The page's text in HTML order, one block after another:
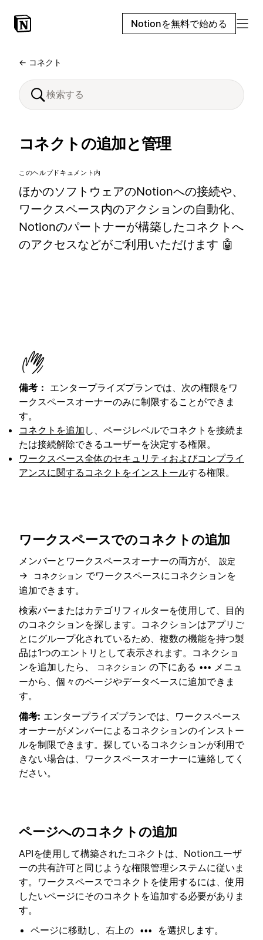
Notionを無料で始める
← コネクト
コネクトの追加と管理
このヘルプドキュメント内
ほかのソフトウェアのNotionへの接続や、
ワークスペース内のアクションの自動化、
Notionのパートナーが構築したコネクトへ
のアクセスなどがご利用いただけます 🤖
備考： エンタープライズプランでは、次の権限をワ
ークスペースオーナーのみに制限することができま
す。
コネクトを追加 し、ページレベルでコネクトを接続ま
たは接続解除できるユーザーを決定する権限。
ワークスペース全体のセキュリティおよびコンプライ
アンスに関するコネクトをインストールする権限。
ワークスペースでのコネクトの追加
メンバーとワークスペースオーナーの両方が、 設定
→ コネクション でワークスペースにコネクションを
追加できます。
検索バーまたはカテゴリフィルターを使用して、目的
のコネクションを探します。コネクションはアプリご
とにグループ化されているため、複数の機能を持つ製
品は1つのエントリとして表示されます。コネクショ
ンを追加したら、
コネクション の下にある ••• メニュ
ーから、個々のページやデータベースに追加できま
す。
備考: エンタープライズプランでは、ワークスペース
オーナーがメンバーによるコネクションのインストー
ルを制限できます。探しているコネクションが利用で
きない場合は、ワークスペースオーナーに連絡してく
ださい。
ページへのコネクトの追加
APIを使用して構築されたコネクトは、Notionユーザ
ーの共有許可と同じような権限管理システムに従いま
す。ワークスペースでコネクトを使用するには、使用
したいページにそのコネクトを追加する必要がありま
す。
ページに移動し、右上の
•••
を選択します。